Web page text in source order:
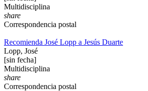
Multidisciplina
share
Correspondencia postal
Recomienda José Lopp a Jesús Duarte
Lopp, José
[sin fecha]
Multidisciplina
share
Correspondencia postal